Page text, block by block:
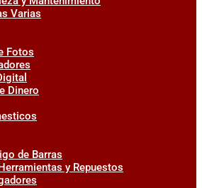
Varias
Fotos
Dinero
de Barras
y Repuestos